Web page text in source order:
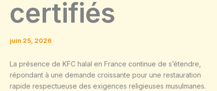
certifiés
juin 25, 2026
La présence de KFC halal en France continue de s’étendre,
répondant à une demande croissante pour une restauration
rapide respectueuse des exigences religieuses musulmanes.